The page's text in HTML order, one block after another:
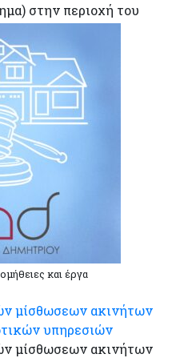
στην περιοχή του
και έργα
μίσθωσεων ακινήτων
υπηρεσιών
μίσθωσεων ακινήτων